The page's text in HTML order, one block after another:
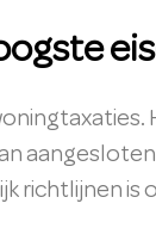
richtlijnen is